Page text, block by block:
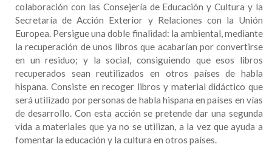
colaboración con las Consejería de Educación y Cultura y la
Secretaría de Acción Exterior y Relaciones con la Unión
Europea. Persigue una doble finalidad: la ambiental, mediante
la recuperación de unos libros que acabarían por convertirse
en un residuo; y la social, consiguiendo que esos libros
recuperados sean reutilizados en otros países de habla
hispana. Consiste en recoger libros y material didáctico que
será utilizado por personas de habla hispana en países en vías
de desarrollo. Con esta acción se pretende dar una segunda
vida a materiales que ya no se utilizan, a la vez que ayuda a
fomentar la educación y la cultura en otros países.